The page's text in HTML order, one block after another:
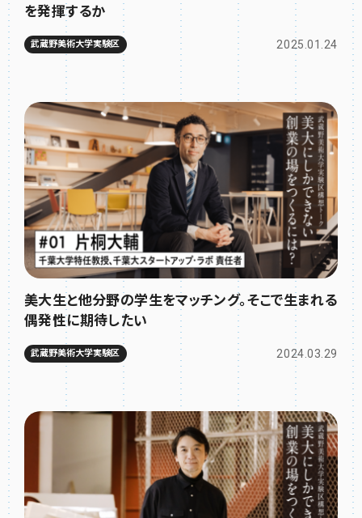
を発揮するか
武蔵野美術大学実験区 2025.01.24
美大生と他分野の学生をマッチング。そこで生まれる
偶発性に期待したい
武蔵野美術大学実験区 2024.03.29